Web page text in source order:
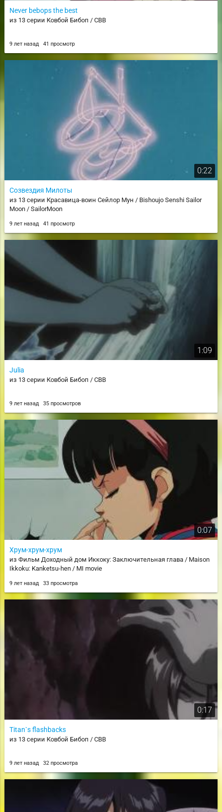
Never bebops the best
из 13 серии Ковбой Бибоп / CBB
9 лет назад 41 просмотр
0:22
Созвездия Милоты
из 13 серии Красавица-воин Сейлор Мун / Bishoujo Senshi Sailor
Moon / SailorMoon
9 лет назад 41 просмотр
1:09
Julia
из 13 серии Ковбой Бибоп / CBB
9 лет назад 35 просмотров
0:07
Хрум-хрум-хрум
из Фильм Доходный дом Иккоку: Заключительная глава / Maison
Ikkoku: Kanketsu-hen / MI movie
9 лет назад 33 просмотра
0:17
Titan`s flashbacks
из 13 серии Ковбой Бибоп / CBB
9 лет назад 32 просмотра